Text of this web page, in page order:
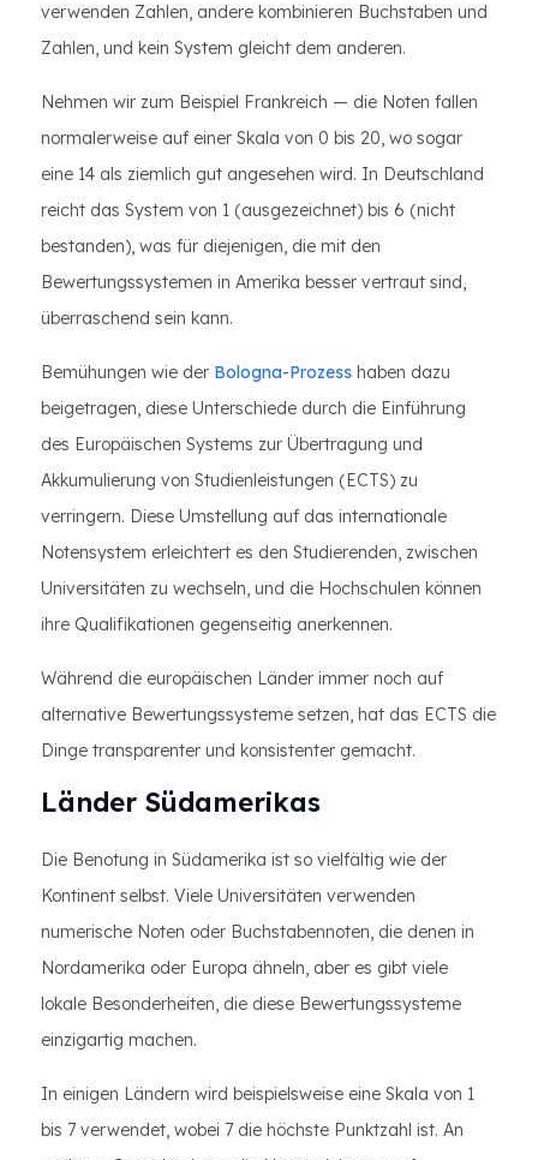
verwenden Zahlen, andere kombinieren Buchstaben und
Zahlen, und kein System gleicht dem anderen.
Nehmen wir zum Beispiel Frankreich — die Noten fallen
normalerweise auf einer Skala von 0 bis 20, wo sogar
eine 14 als ziemlich gut angesehen wird. In Deutschland
reicht das System von 1 (ausgezeichnet) bis 6 (nicht
bestanden), was für diejenigen, die mit den
Bewertungssystemen in Amerika besser vertraut sind,
überraschend sein kann.
Bemühungen wie der Bologna-Prozess haben dazu
beigetragen, diese Unterschiede durch die Einführung
des Europäischen Systems zur Übertragung und
Akkumulierung von Studienleistungen (ECTS) zu
verringern. Diese Umstellung auf das internationale
Notensystem erleichtert es den Studierenden, zwischen
Universitäten zu wechseln, und die Hochschulen können
ihre Qualifikationen gegenseitig anerkennen.
Während die europäischen Länder immer noch auf
alternative Bewertungssysteme setzen, hat das ECTS die
Dinge transparenter und konsistenter gemacht.
Länder Südamerikas
Die Benotung in Südamerika ist so vielfältig wie der
Kontinent selbst. Viele Universitäten verwenden
numerische Noten oder Buchstabennoten, die denen in
Nordamerika oder Europa ähneln, aber es gibt viele
lokale Besonderheiten, die diese Bewertungssysteme
einzigartig machen.
In einigen Ländern wird beispielsweise eine Skala von 1
bis 7 verwendet, wobei 7 die höchste Punktzahl ist. An